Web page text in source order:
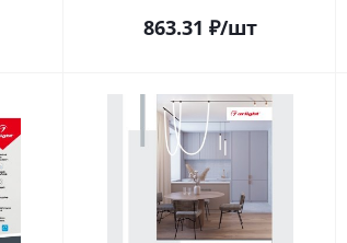
863.31 ₽/шт